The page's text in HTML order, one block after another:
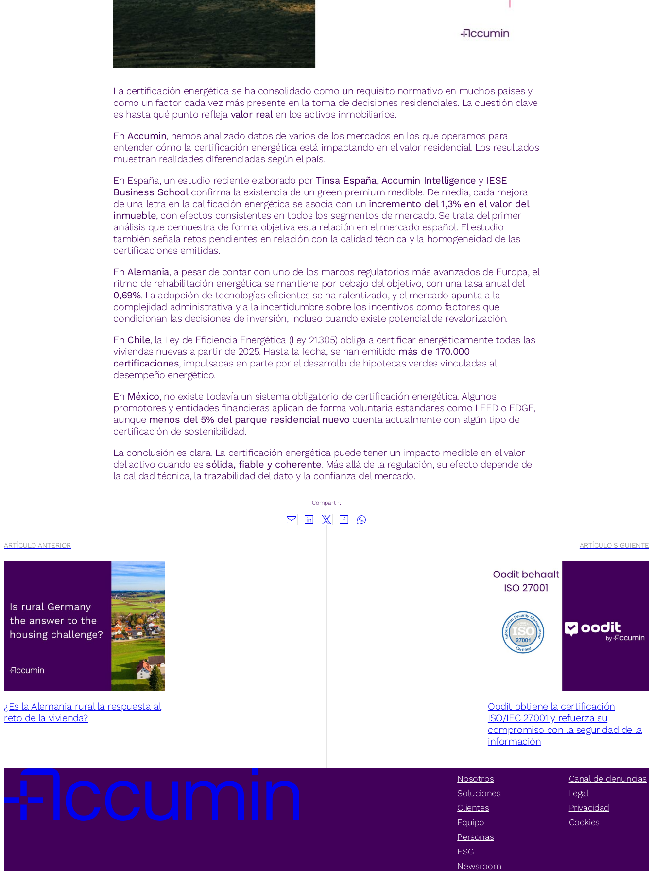
La certificación energética se ha consolidado como un requisito normativo en muchos países y
como un factor cada vez más presente en la toma de decisiones residenciales. La cuestión clave
es hasta qué punto refleja valor realen los activos inmobiliarios.
EnAccumin, hemos analizado datos de varios de los mercados en los que operamos para
entender cómo la certificación energética está impactando en el valor residencial. Los resultados
muestran realidades diferenciadas según el país.
En España, un estudio reciente elaborado porTinsa España, Accumin Intelligence y IESE
Business Schoolconfirma la existencia de un green premium medible. De media, cada mejora
de una letra en la calificación energética se asocia con un incremento del 1,3% en el valor del
inmueble, con efectos consistentes en todos los segmentos de mercado. Se trata del primer
análisis que demuestra de forma objetiva esta relación en el mercado español. El estudio
también señala retos pendientes en relación con la calidad técnica y la homogeneidad de las
certificaciones emitidas.
EnAlemania, a pesar de contar con uno de los marcos regulatorios más avanzados de Europa, el
ritmo de rehabilitación energética se mantiene por debajo del objetivo, con una tasa anual del
0,69%. La adopción de tecnologías eficientes se ha ralentizado, y el mercado apunta a la
complejidad administrativa y a la incertidumbre sobre los incentivos como factores que
condicionan las decisiones de inversión, incluso cuando existe potencial de revalorización.
En Chile, la Ley de Eficiencia Energética (Ley 21.305) obliga a certificar energéticamente todas las
viviendas nuevas a partir de 2025. Hasta la fecha, se han emitido más de 170.000
certificaciones, impulsadas en parte por el desarrollo de hipotecas verdes vinculadas al
desempeño energético.
En México, no existe todavía un sistema obligatorio de certificación energética. Algunos
promotores y entidades financieras aplican de forma voluntaria estándares como LEED o EDGE,
aunque menos del 5% del parque residencial nuevo cuenta actualmente con algún tipo de
certificación de sostenibilidad.
La conclusión es clara. La certificación energética puede tener un impacto medible en el valor
del activo cuando es sólida, fiable y coherente. Más allá de la regulación, su efecto depende de
la calidad técnica, la trazabilidad del dato y la confianza del mercado.
Compartir:
ARTÍCULO ANTERIOR
¿Es la Alemania rural la respuesta al
reto de la vivienda?
ARTÍCULO SIGUIENTE
Oodit obtiene la certificación
ISO/IEC 27001 y refuerza su
compromiso con la seguridad de la
información
Nosotros
Soluciones
Clientes
Equipo
Personas
ESG
Newsroom
Canal de denuncias
Legal
Privacidad
Cookies